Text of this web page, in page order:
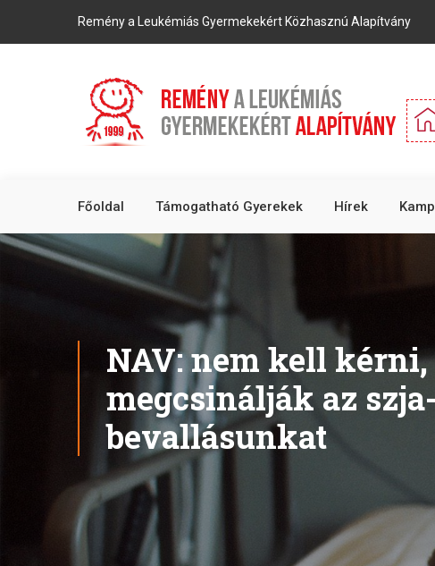
Remény a Leukémiás Gyermekekért Közhasznú Alapítvány
Főoldal Támogatható Gyerekek Hírek
NAV: nem kell
megcsinálják az szja-
bevallásunkat